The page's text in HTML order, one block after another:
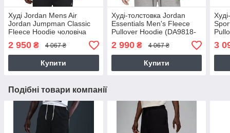
Худі Jordan Mens Air
Jordan Jumpman Classic
Fleece Hoodie чоловіча
(DA6801-091)
2 950 ₴ 4 067 ₴
Купити
Худі-толстовка Jordan
Essentials Men's Fleece
Pullover Hoodie (DA9818-
091)
2 990₴ 4 067 ₴
Купити
010)
3
Подібні товари компанії